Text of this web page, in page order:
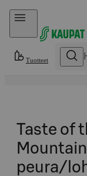
Hyppää sisältöön
Tuotteet
Taste of
peura/